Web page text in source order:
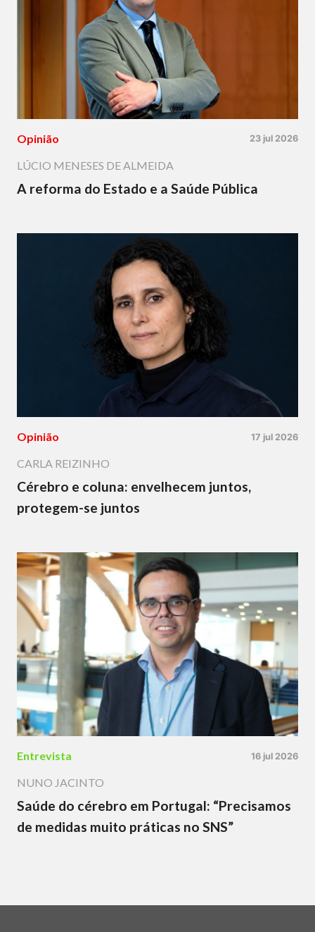
Opinião 23 jul 2026
LÚCIO MENESES DE ALMEIDA
A reforma do Estado e a Saúde Pública
Opinião 17 jul 2026
CARLA REIZINHO
Cérebro e coluna: envelhecem juntos,
protegem-se juntos
Entrevista 16 jul 2026
NUNO JACINTO
Saúde do cérebro em Portugal: “Precisamos
de medidas muito práticas no SNS”